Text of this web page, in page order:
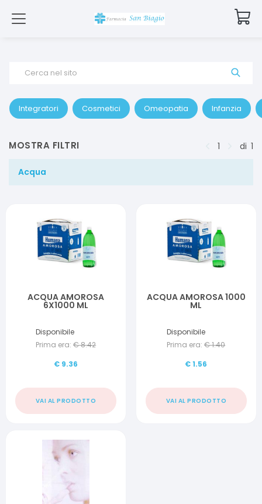
Cerca nel sito
Integratori Cosmetici Omeopatia Infanzia
MOSTRA FILTRI 1 di 1
Acqua
ACQUA AMOROSA
6X1000 ML
Disponibile
Prima era: €8.42
€ 9.36
VAI AL PRODOTTO
ACQUA AMOROSA 1000
ML
Disponibile
Prima era: €1.40
€1.56
VAI AL PRODOTTO